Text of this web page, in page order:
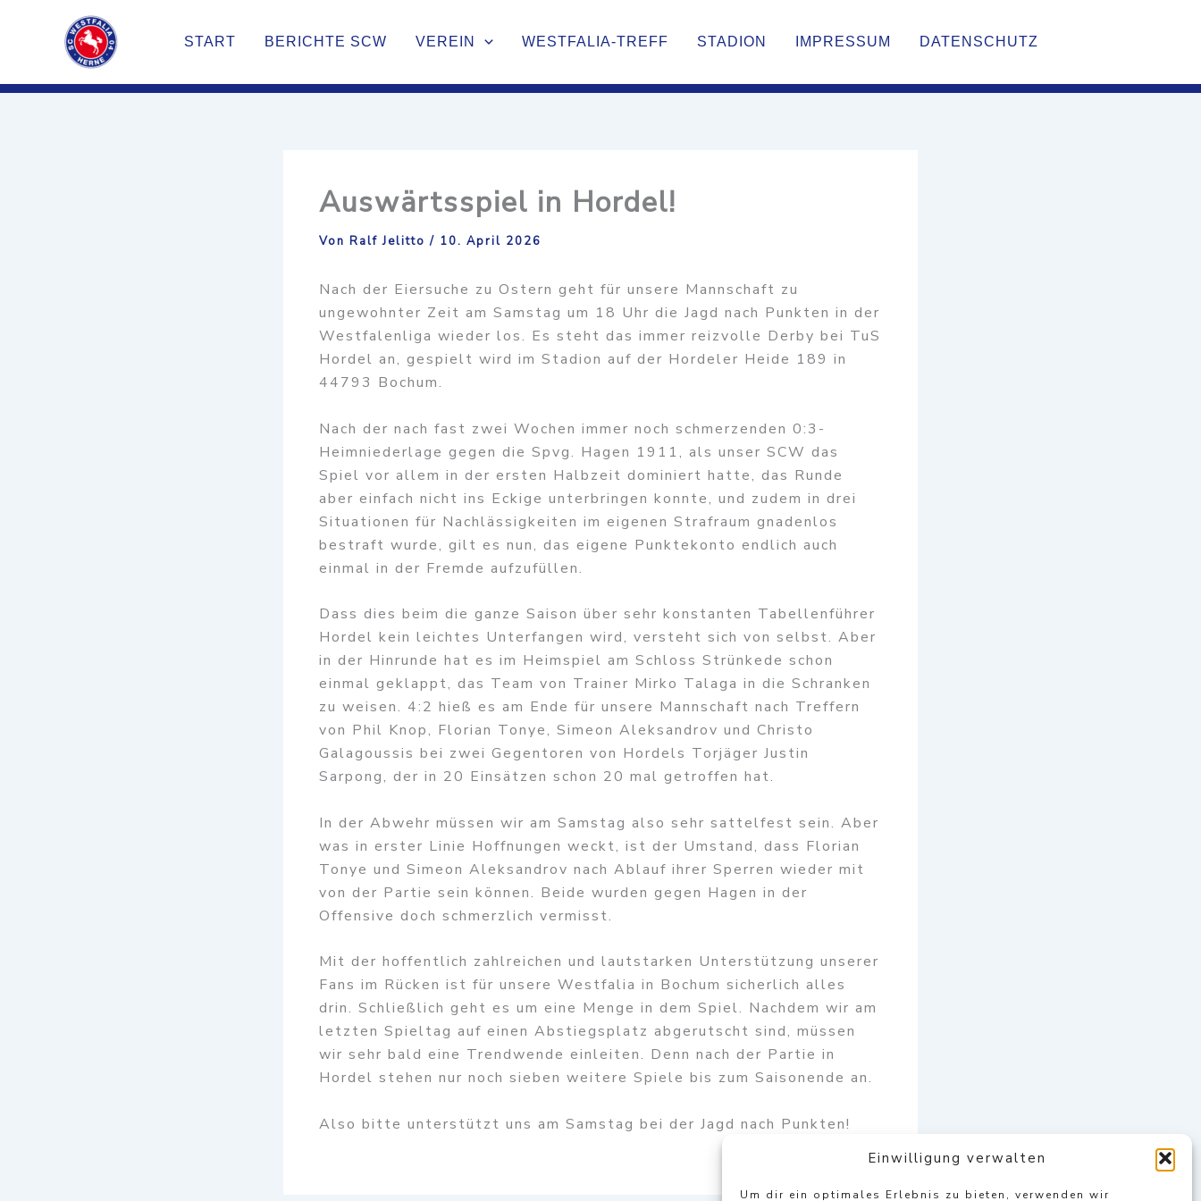
Einwilligung verwalten
Um dir ein optimales Erlebnis zu bieten, verwenden wir
START BERICHTE SCW VEREIN WESTFALIA-TREFF STADION IMPRESSUM DATENSCHUTZ
Auswärtsspiel in Hordel!
Von Ralf Jelitto/ 10. April 2026
Nach der Eiersuche zu Ostern geht für unsere Mannschaft zu
ungewohnter Zeit am Samstag um 18 Uhr die Jagd nach Punkten in der
Westfalenliga wieder los. Es steht das immer reizvolle Derby bei TuS
Hordel an, gespielt wird im Stadion auf der Hordeler Heide 189 in
44793 Bochum.
Nach der nach fast zwei Wochen immer noch schmerzenden 0:3-
Heimniederlage gegen die Spvg. Hagen 1911, als unser SCW das
Spiel vor allem in der ersten Halbzeit dominiert hatte, das Runde
aber einfach nicht ins Eckige unterbringen konnte, und zudem in drei
Situationen für Nachlässigkeiten im eigenen Strafraum gnadenlos
bestraft wurde, gilt es nun, das eigene Punktekonto endlich auch
einmal in der Fremde aufzufüllen.
Dass dies beim die ganze Saison über sehr konstanten Tabellenführer
Hordel kein leichtes Unterfangen wird, versteht sich von selbst. Aber
in der Hinrunde hat es im Heimspiel am Schloss Strünkede schon
einmal geklappt, das Team von Trainer Mirko Talaga in die Schranken
zu weisen. 4:2 hieß es am Ende für unsere Mannschaft nach Treffern
von Phil Knop, Florian Tonye, Simeon Aleksandrov und Christo
Galagoussis bei zwei Gegentoren von Hordels Torjäger Justin
Sarpong, der in 20 Einsätzen schon 20 mal getroffen hat.
In der Abwehr müssen wir am Samstag also sehr sattelfest sein. Aber
was in erster Linie Hoffnungen weckt, ist der Umstand, dass Florian
Tonye und Simeon Aleksandrov nach Ablauf ihrer Sperren wieder mit
von der Partie sein können. Beide wurden gegen Hagen in der
Offensive doch schmerzlich vermisst.
Mit der hoffentlich zahlreichen und lautstarken Unterstützung unserer
Fans im Rücken ist für unsere Westfalia in Bochum sicherlich alles
drin. Schließlich geht es um eine Menge in dem Spiel. Nachdem wir am
letzten Spieltag auf einen Abstiegsplatz abgerutscht sind, müssen
wir sehr bald eine Trendwende einleiten. Denn nach der Partie in
Hordel stehen nur noch sieben weitere Spiele bis zum Saisonende an.
Also bitte unterstützt uns am Samstag bei der Jagd nach Punkten!